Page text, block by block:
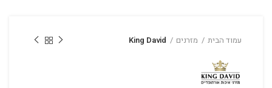
עמוד הבית מזרנים King David